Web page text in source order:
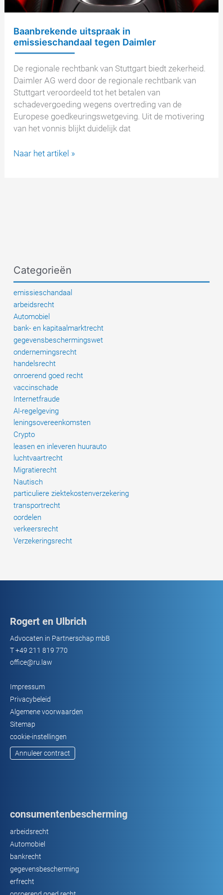
Baanbrekende uitspraak in
emissieschandaal tegen Daimler
De regionale rechtbank van Stuttgart biedt zekerheid.
Daimler AG werd door de regionale rechtbank van
Stuttgart veroordeeld tot het betalen van
schadevergoeding wegens overtreding van de
Europese goedkeuringswetgeving. Uit de motivering
van het vonnis blijkt duidelijk dat
Baanbrekende
Naar het artikel »
Categorieën
emissieschandaal
arbeidsrecht
Automobiel
bank- en kapitaalmarktrecht
gegevensbeschermingswet
ondernemingsrecht
handelsrecht
onroerend goed recht
vaccinschade
Internetfraude
AI-regelgeving
leningsovereenkomsten
Crypto
leasen en inleveren huurauto
luchtvaartrecht
Migratierecht
Nautisch
particuliere ziektekostenverzekering
transportrecht
oordelen
verkeersrecht
Verzekeringsrecht
Rogert en Ulbrich
Advocaten in Partnerschap mbB
T+49 211 819 770
office@ru.law
Impressum
Privacybeleid
Algemene voorwaarden
Sitemap
cookie-instellingen
Annuleer contract
consumentenbescherming
arbeidsrecht
Automobiel
bankrecht
gegevensbescherming
erfrecht